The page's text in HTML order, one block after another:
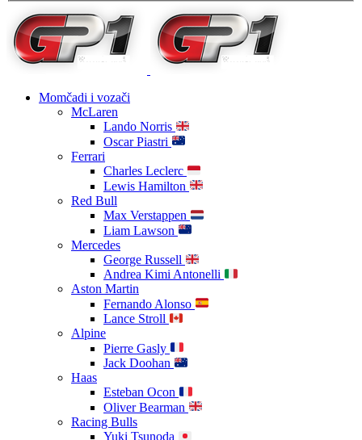
Momčadi i vozači
McLaren
Lando Norris
Oscar Piastri
Ferrari
Charles Leclerc
Lewis Hamilton
Red Bull
Max Verstappen
Liam Lawson
Mercedes
George Russell
Andrea Kimi Antonelli
Aston Martin
Fernando Alonso
Lance Stroll
Alpine
Pierre Gasly
Jack Doohan
Haas
Esteban Ocon
Oliver Bearman
Racing Bulls
Yuki Tsunoda